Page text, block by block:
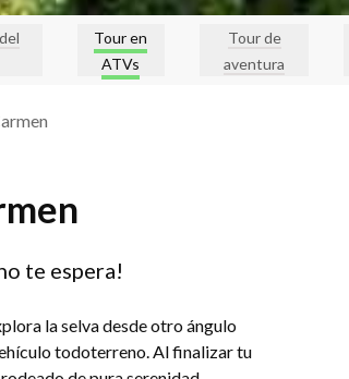
Tour en
ATVs
Tour de
aventura
te espera!
la selva desde otro ángulo
todoterreno. Al finalizar tu